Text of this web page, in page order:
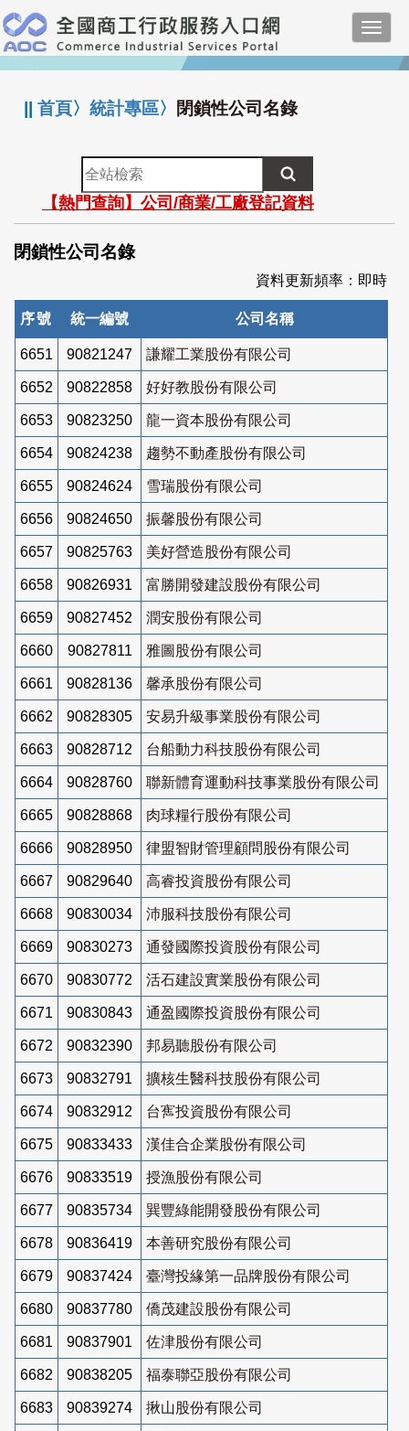
跳
到
主
要
:::
||首頁〉統計專區〉 閉鎖性公司名錄
全
站
檢
索
【熱門查詢】公司/商業/工廠登記資料
閉鎖性公司名錄
資料更新頻率：即時
序號 統一編號 公司名稱
6651 90821247 謙耀工業股份有限公司
6652 90822858 好好教股份有限公司
6653 90823250 龍一資本股份有限公司
6654 90824238 趨勢不動產股份有限公司
6655 90824624 雪瑞股份有限公司
6656 90824650 振馨股份有限公司
6657 90825763 美好營造股份有限公司
6658 90826931 富勝開發建設股份有限公司
6659 90827452 潤安股份有限公司
6660 90827811 雅圖股份有限公司
6661 90828136 馨承股份有限公司
6662 90828305 安易升級事業股份有限公司
6663 90828712 台船動力科技股份有限公司
6664 90828760 聯新體育運動科技事業股份有限公司
6665 90828868 肉球糧行股份有限公司
6666 90828950 律盟智財管理顧問股份有限公司
6667 90829640 高睿投資股份有限公司
6668 90830034 沛服科技股份有限公司
6669 90830273 通發國際投資股份有限公司
6670 90830772 活石建設實業股份有限公司
6671 90830843 通盈國際投資股份有限公司
6672 90832390 邦易聽股份有限公司
6673 90832791 擴核生醫科技股份有限公司
6674 90832912 台寯投資股份有限公司
6675 90833433 漢佳合企業股份有限公司
6676 90833519 授漁股份有限公司
6677 90835734 巽豐綠能開發股份有限公司
6678 90836419 本善研究股份有限公司
6679 90837424 臺灣投緣第一品牌股份有限公司
6680 90837780 僑茂建設股份有限公司
6681 90837901 佐津股份有限公司
6682 90838205 福泰聯亞股份有限公司
6683 90839274 揪山股份有限公司